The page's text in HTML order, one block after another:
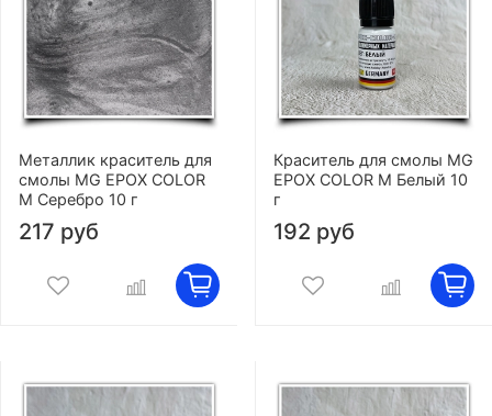
Металлик краситель для
смолы MG EPOX COLOR
M Серебро 10 г
217 руб
Краситель для смолы MG
EPOX COLOR M Белый 10
г
192 руб